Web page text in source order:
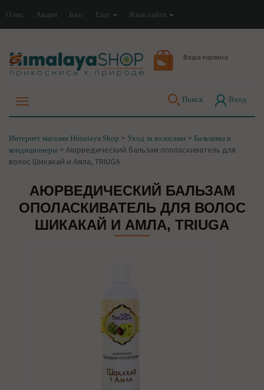
О нас Акции Блог Еще Язык сайта
Ваша корзина
Поиск Вход
Интернет магазин Himalaya Shop > Уход за волосами > Бальзамы и
кондиционеры > Аюрведический бальзам ополаскиватель для
волос Шикакай и Амла, TRIUGA
АЮРВЕДИЧЕСКИЙ БАЛЬЗАМ
ОПОЛАСКИВАТЕЛЬ ДЛЯ ВОЛОС
ШИКАКАЙ И АМЛА, TRIUGA